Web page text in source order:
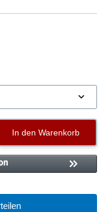
In den Warenkorb